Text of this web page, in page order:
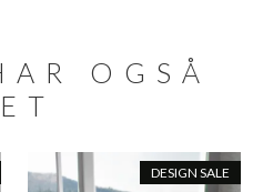
OGSÅ
DESIGN SALE